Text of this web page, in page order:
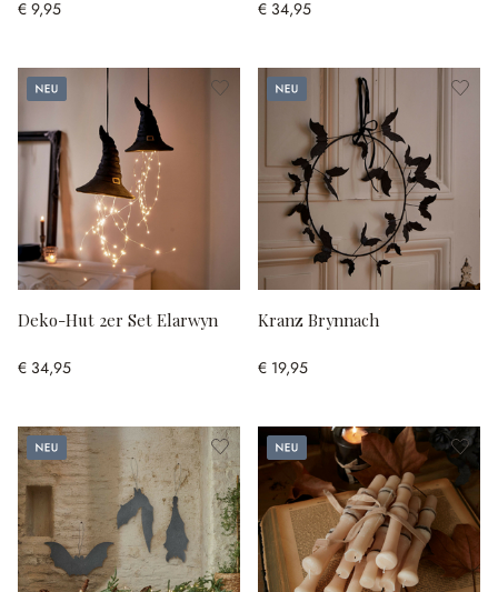
€ 9,95 € 34,95
Neu
Deko-Hut 2er Set Elarwyn
€ 34,95
Neu
Kranz Brynnach
€ 19,95
Neu Neu